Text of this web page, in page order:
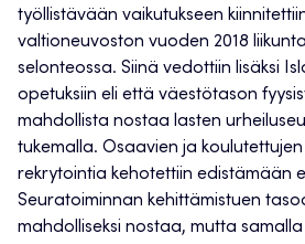
työllistävään vaikutukseen
valtioneuvoston vuoden 2018
selonteossa. Siinä vedottiin lisäksi
opetuksiin eli että väestötason
mahdollista nostaa lasten
tukemalla. Osaavien ja
rekrytointia kehotettiin edistämään
Seuratoiminnan kehittämistuen
mahdolliseksi nostaa, mutta